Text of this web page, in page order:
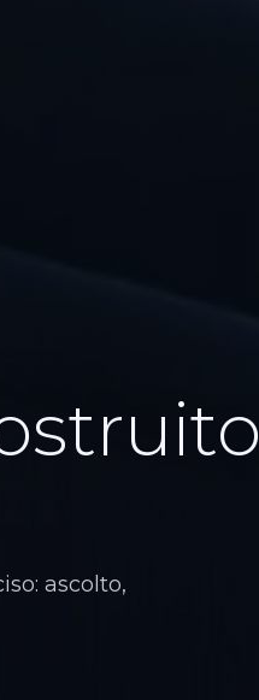
ascolto,